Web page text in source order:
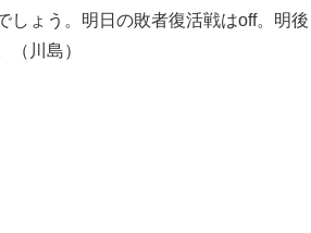
ょう。明日の敗者復活戦はoff。明後
川島）